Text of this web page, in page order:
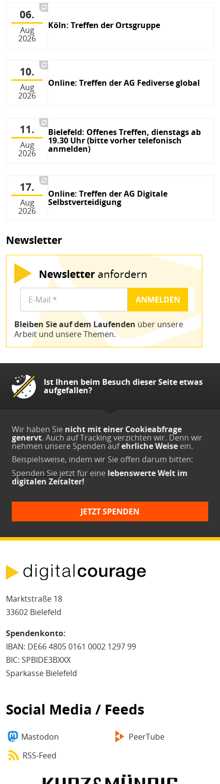
06.
Aug
2026
Köln: Treffen der Ortsgruppe
10.
Aug
2026
Online: Treffen der AG Fediverse global
11.
Aug
2026
Bielefeld: Offenes Treffen, dienstags ab
19.30 Uhr (bitte vorher telefonisch
anmelden)
17.
Aug
2026
Online: Treffen der AG Digitale
Selbstverteidigung
Newsletter
Newsletter anfordern
Bleiben Sie auf dem Laufenden über unsere
Arbeit und unsere Themen.
Ist Ihnen beim Besuch dieser Seite etwas
aufgefallen?
Wir haben Sie nicht mit einer Cookieabfrage
genervt. Auch auf Tracking verzichten wir. Denn wir
nehmen unsere Spenden aufehrliche Weise ein.
Beispielsweise, indem wir Sie offen darum bitten:
Spenden Sie jetztfür eine lebenswerte Welt im
digitalen Zeitalter!
JETZT SPENDEN
Marktstraße 18
33602 Bielefeld
Spendenkonto:
IBAN: DE66 4805 0161 0002 1297 99
BIC: SPBIDE3BXXX
Sparkasse Bielefeld
Social Media / Feeds
Mastodon
PeerTube
RSS-Feed